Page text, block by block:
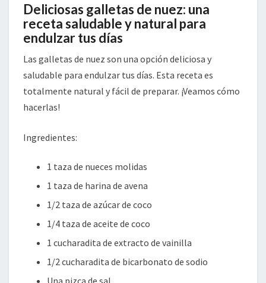
Deliciosas galletas de nuez: una
receta saludable y natural para
endulzar tus días
Las galletas de nuez son una opción deliciosa y
saludable para endulzar tus días. Esta receta es
totalmente natural y fácil de preparar. ¡Veamos cómo
hacerlas!
Ingredientes:
1 taza de nueces molidas
1 taza de harina de avena
1/2 taza de azúcar de coco
1/4 taza de aceite de coco
1 cucharadita de extracto de vainilla
1/2 cucharadita de bicarbonato de sodio
Una pizca de sal